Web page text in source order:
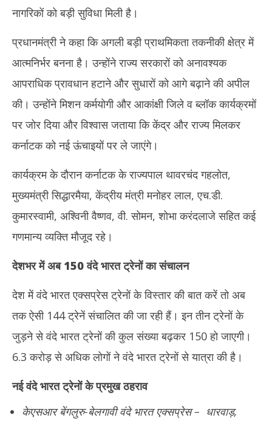
नागरिकों को बड़ी सुविधा मिली है।
प्रधानमंत्री ने कहा कि अगली बड़ी प्राथमिकता तकनीकी क्षेत्र में
आत्मनिर्भर बनना है। उन्होंने राज्य सरकारों को अनावश्यक
आपराधिक प्रावधान हटाने और सुधारों को आगे बढ़ाने की अपील
की। उन्होंने मिशन कर्मयोगी और आकांक्षी जिले व ब्लॉक कार्यक्रमों
पर जोर दिया और विश्वास जताया कि केंद्र और राज्य मिलकर
कर्नाटक को नई ऊंचाइयों पर ले जाएंगे।
कार्यक्रम के दौरान कर्नाटक के राज्यपाल थावरचंद गहलोत,
मुख्यमंत्री सिद्धारमैया, केंद्रीय मंत्री मनोहर लाल, एच.डी.
कुमारस्वामी, अश्विनी वैष्णव, वी. सोमन, शोभा करंदलाजे सहित कई
गणमान्य व्यक्ति मौजूद रहे।
देशभर में अब 150 वंदे भारत ट्रेनों का संचालन
देश में वंदे भारत एक्सप्रेस ट्रेनों के विस्तार की बात करें तो अब
तक ऐसी 144 ट्रेनें संचालित की जा रही हैं। इन तीन ट्रेनों के
जुड़ने से वंदे भारत ट्रेनों की कुल संख्या बढ़कर 150 हो जाएगी।
6.3 करोड़ से अधिक लोगों ने वंदे भारत ट्रेनों से यात्रा की है।
नई वंदे भारत ट्रेनों केप्रमुख ठहराव
केएसआर बेंगलुरु-बेलगावी वंदे भारत एक्सप्रेस – धारवाड़,